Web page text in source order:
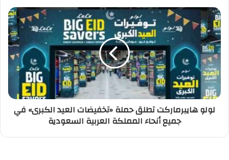
لولو هايبرماركت تطلق حملة «تخفيضات العيد الكبرى» في
جميع أنحاء المملكة العربية السعودية